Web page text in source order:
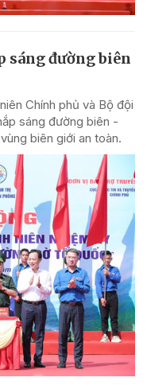
sáng đường biên
Chính phủ và Bộ đội
sáng đường biên -
biên giới an toàn.